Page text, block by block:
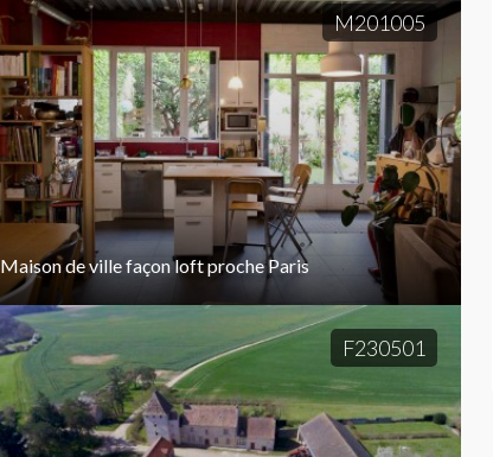
M201005
Maison de ville façon loft proche Paris
F230501